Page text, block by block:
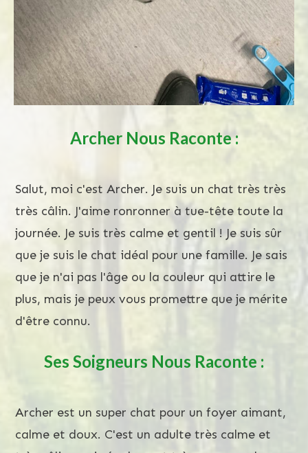
ArcherNous Raconte :
Salut, moi c'est Archer. Je suis un chat très très
très câlin. J'aime ronronner à tue-tête toute la
journée. Je suis très calme et gentil ! Je suis sûr
que je suis le chat idéal pour une famille. Je sais
que je n'ai pas l'âge ou la couleur qui attire le
plus, mais je peux vous promettre que je mérite
d'être connu.
Ses Soigneurs Nous Raconte :
Archer est un super chat pour un foyer aimant,
calme et doux. C'est un adulte très calme et